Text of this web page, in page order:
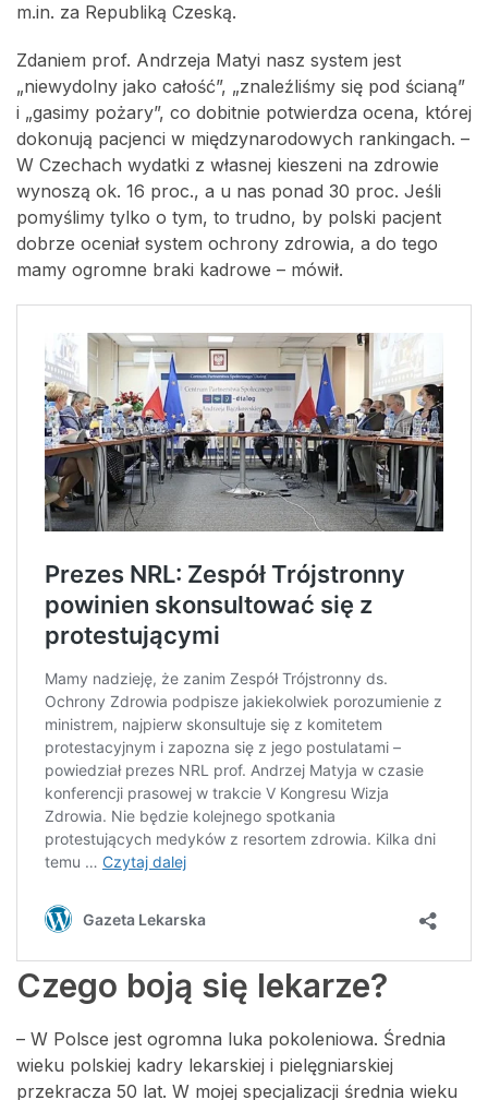
m.in. za Republiką Czeską.
Zdaniem prof. Andrzeja Matyi nasz system jest
„niewydolny jako całość”, „znaleźliśmy się pod ścianą”
i „gasimy pożary”, co dobitnie potwierdza ocena, której
dokonują pacjenci w międzynarodowych rankingach. –
W Czechach wydatki z własnej kieszeni na zdrowie
wynoszą ok. 16 proc., a u nas ponad 30 proc. Jeśli
pomyślimy tylko o tym, to trudno, by polski pacjent
dobrze oceniał system ochrony zdrowia, a do tego
mamy ogromne braki kadrowe – mówił.
Czego boją się lekarze?
– W Polsce jest ogromna luka pokoleniowa. Średnia
wieku polskiej kadry lekarskiej i pielęgniarskiej
przekracza 50 lat. W mojej specjalizacji średnia wieku